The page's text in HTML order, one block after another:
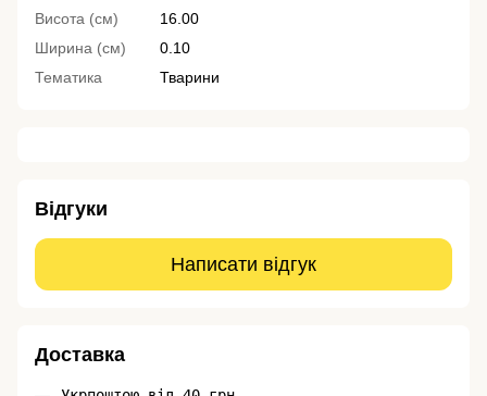
Висота (см)
16.00
Ширина (см)
0.10
Тематика
Тварини
Відгуки
Написати відгук
Доставка